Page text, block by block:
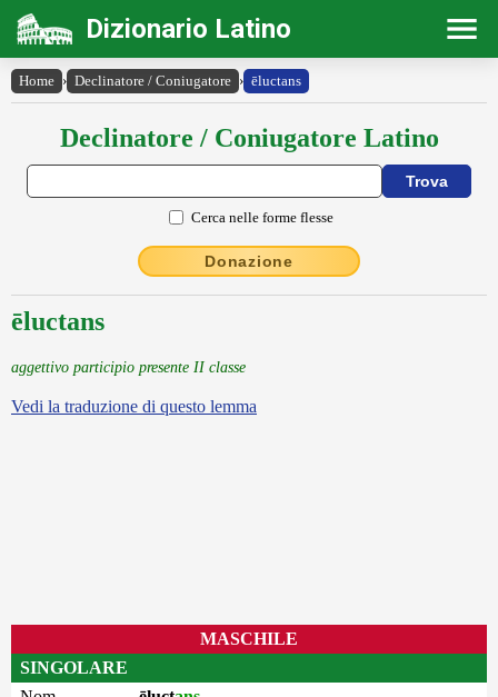
Dizionario Latino
Home › Declinatore / Coniugatore › ēluctans
Declinatore / Coniugatore Latino
Cerca nelle forme flesse
Donazione
ēluctans
aggettivo participio presente II classe
Vedi la traduzione di questo lemma
MASCHILE
SINGOLARE